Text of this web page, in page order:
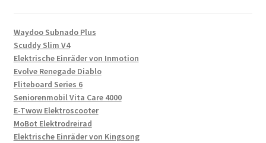
Waydoo Subnado Plus
Scuddy Slim V4
Elektrische Einräder von Inmotion
Evolve Renegade Diablo
Fliteboard Series 6
Seniorenmobil Vita Care 4000
E-Twow Elektroscooter
MoBot Elektrodreirad
Elektrische Einräder von Kingsong